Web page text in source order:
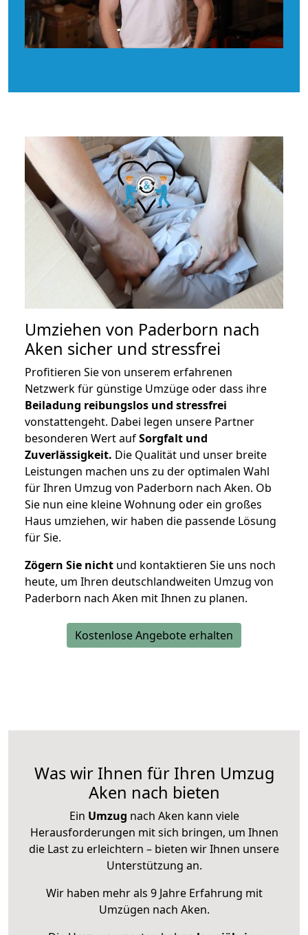
Umziehen von Paderborn nach
Aken sicher und stressfrei
Profitieren Sie von unserem erfahrenen
Netzwerk für günstige Umzüge oder dass ihre
Beiladung reibungslos und stressfrei
vonstattengeht. Dabei legen unsere Partner
besonderen Wert aufSorgfalt und
Zuverlässigkeit. Die Qualität und unser breite
Leistungen machen uns zu der optimalen Wahl
für Ihren Umzug von Paderborn nach Aken. Ob
Sie nun eine kleine Wohnung oder ein großes
Haus umziehen, wir haben die passende Lösung
für Sie.
Zögern Sie nicht und kontaktieren Sie uns noch
heute, um Ihren deutschlandweiten Umzug von
Paderborn nach Aken mit Ihnen zu planen.
Kostenlose Angebote erhalten
Was wir Ihnen für Ihren Umzug
Aken nach bieten
Ein Umzug nach Aken kann viele
Herausforderungen mit sich bringen, um Ihnen
die Last zu erleichtern – bieten wir Ihnen unsere
Unterstützung an.
Wir haben mehr als 9 Jahre Erfahrung mit
Umzügen nach Aken.